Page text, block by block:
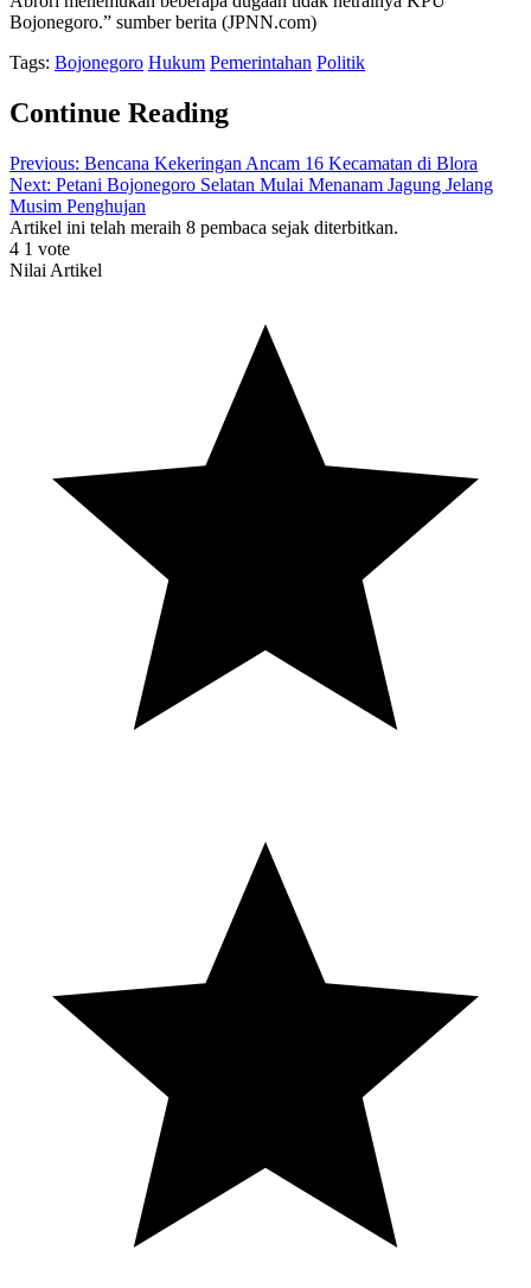
Bojonegoro.” sumber berita (JPNN.com)
Tags: Bojonegoro Hukum Pemerintahan Politik
Continue Reading
Previous: Bencana Kekeringan Ancam 16 Kecamatan di Blora
Next: Petani Bojonegoro Selatan Mulai Menanam Jagung Jelang
Musim Penghujan
Artikel ini telah meraih 8 pembaca sejak diterbitkan.
4 1 vote
Nilai Artikel